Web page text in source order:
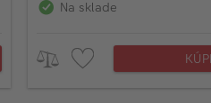
Na sklade